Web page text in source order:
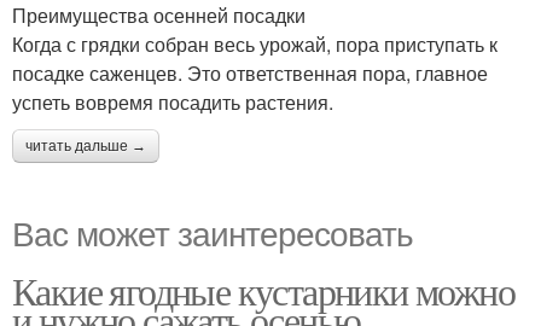
Преимущества осенней посадки
Когда с грядки собран весь урожай, пора приступать к
посадке саженцев. Это ответственная пора, главное
успеть вовремя посадить растения.
читать дальше →
Вас может заинтересовать
Какие ягодные кустарники можно